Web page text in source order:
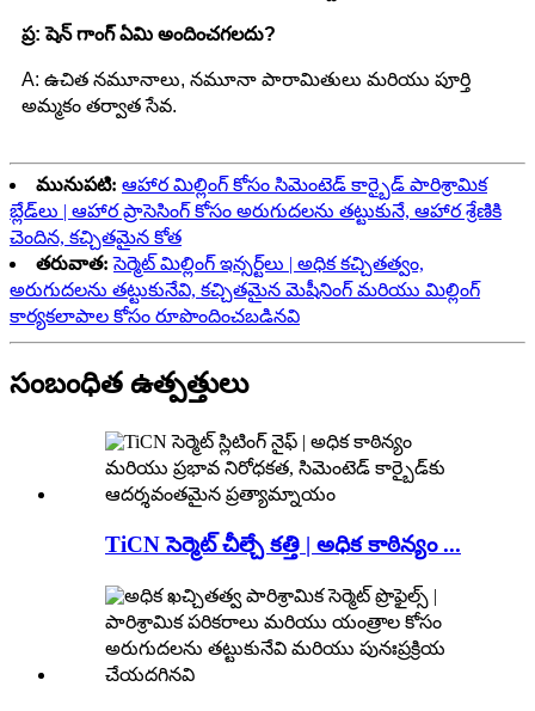
ప్ర: షెన్ గాంగ్ ఏమి అందించగలదు?
A: ఉచిత నమూనాలు, నమూనా పారామితులు మరియు పూర్తి
అమ్మకం తర్వాత సేవ.
మునుపటి: ఆహార మిల్లింగ్ కోసం సిమెంటెడ్ కార్బైడ్ పారిశ్రామిక
బ్లేడ్‌లు | ఆహార ప్రాసెసింగ్ కోసం అరుగుదలను తట్టుకునే, ఆహార శ్రేణికి
చెందిన, కచ్చితమైన కోత
తరువాత: సెర్మెట్ మిల్లింగ్ ఇన్సర్ట్‌లు | అధిక కచ్చితత్వం,
అరుగుదలను తట్టుకునేవి, కచ్చితమైన మెషీనింగ్ మరియు మిల్లింగ్
కార్యకలాపాల కోసం రూపొందించబడినవి
సంబంధిత ఉత్పత్తులు
TiCN సెర్మెట్ చీల్చే కత్తి | అధిక కాఠిన్యం ...